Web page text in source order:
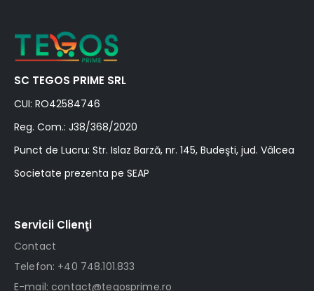
SC TEGOS PRIME SRL
CUI: RO42584746
Reg. Com.: J38/368/2020
Punct de Lucru: Str. Islaz Barză, nr. 145, Budeşti, jud. Vâlcea
Societate prezenta pe SEAP
Servicii Clienţi
Contact
Telefon: +40 748.101.833
E-mail: contact@tegosprime.ro